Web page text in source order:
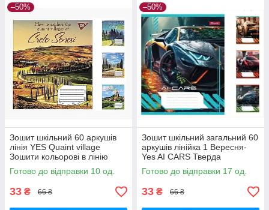
–50%
Зошит шкільний 60 аркушів
лінія YES Quaint village
Зошити кольорові в лінію
Тверда обкладинка
Готово до відправки 10 од.
33 ₴ 66 ₴
–50%
Зошит шкільний загальний 60
аркушів лінійка 1 Вересня-
Yes AI CARS Тверда
обкладинка
Готово до відправки 17 од.
33 ₴ 66 ₴